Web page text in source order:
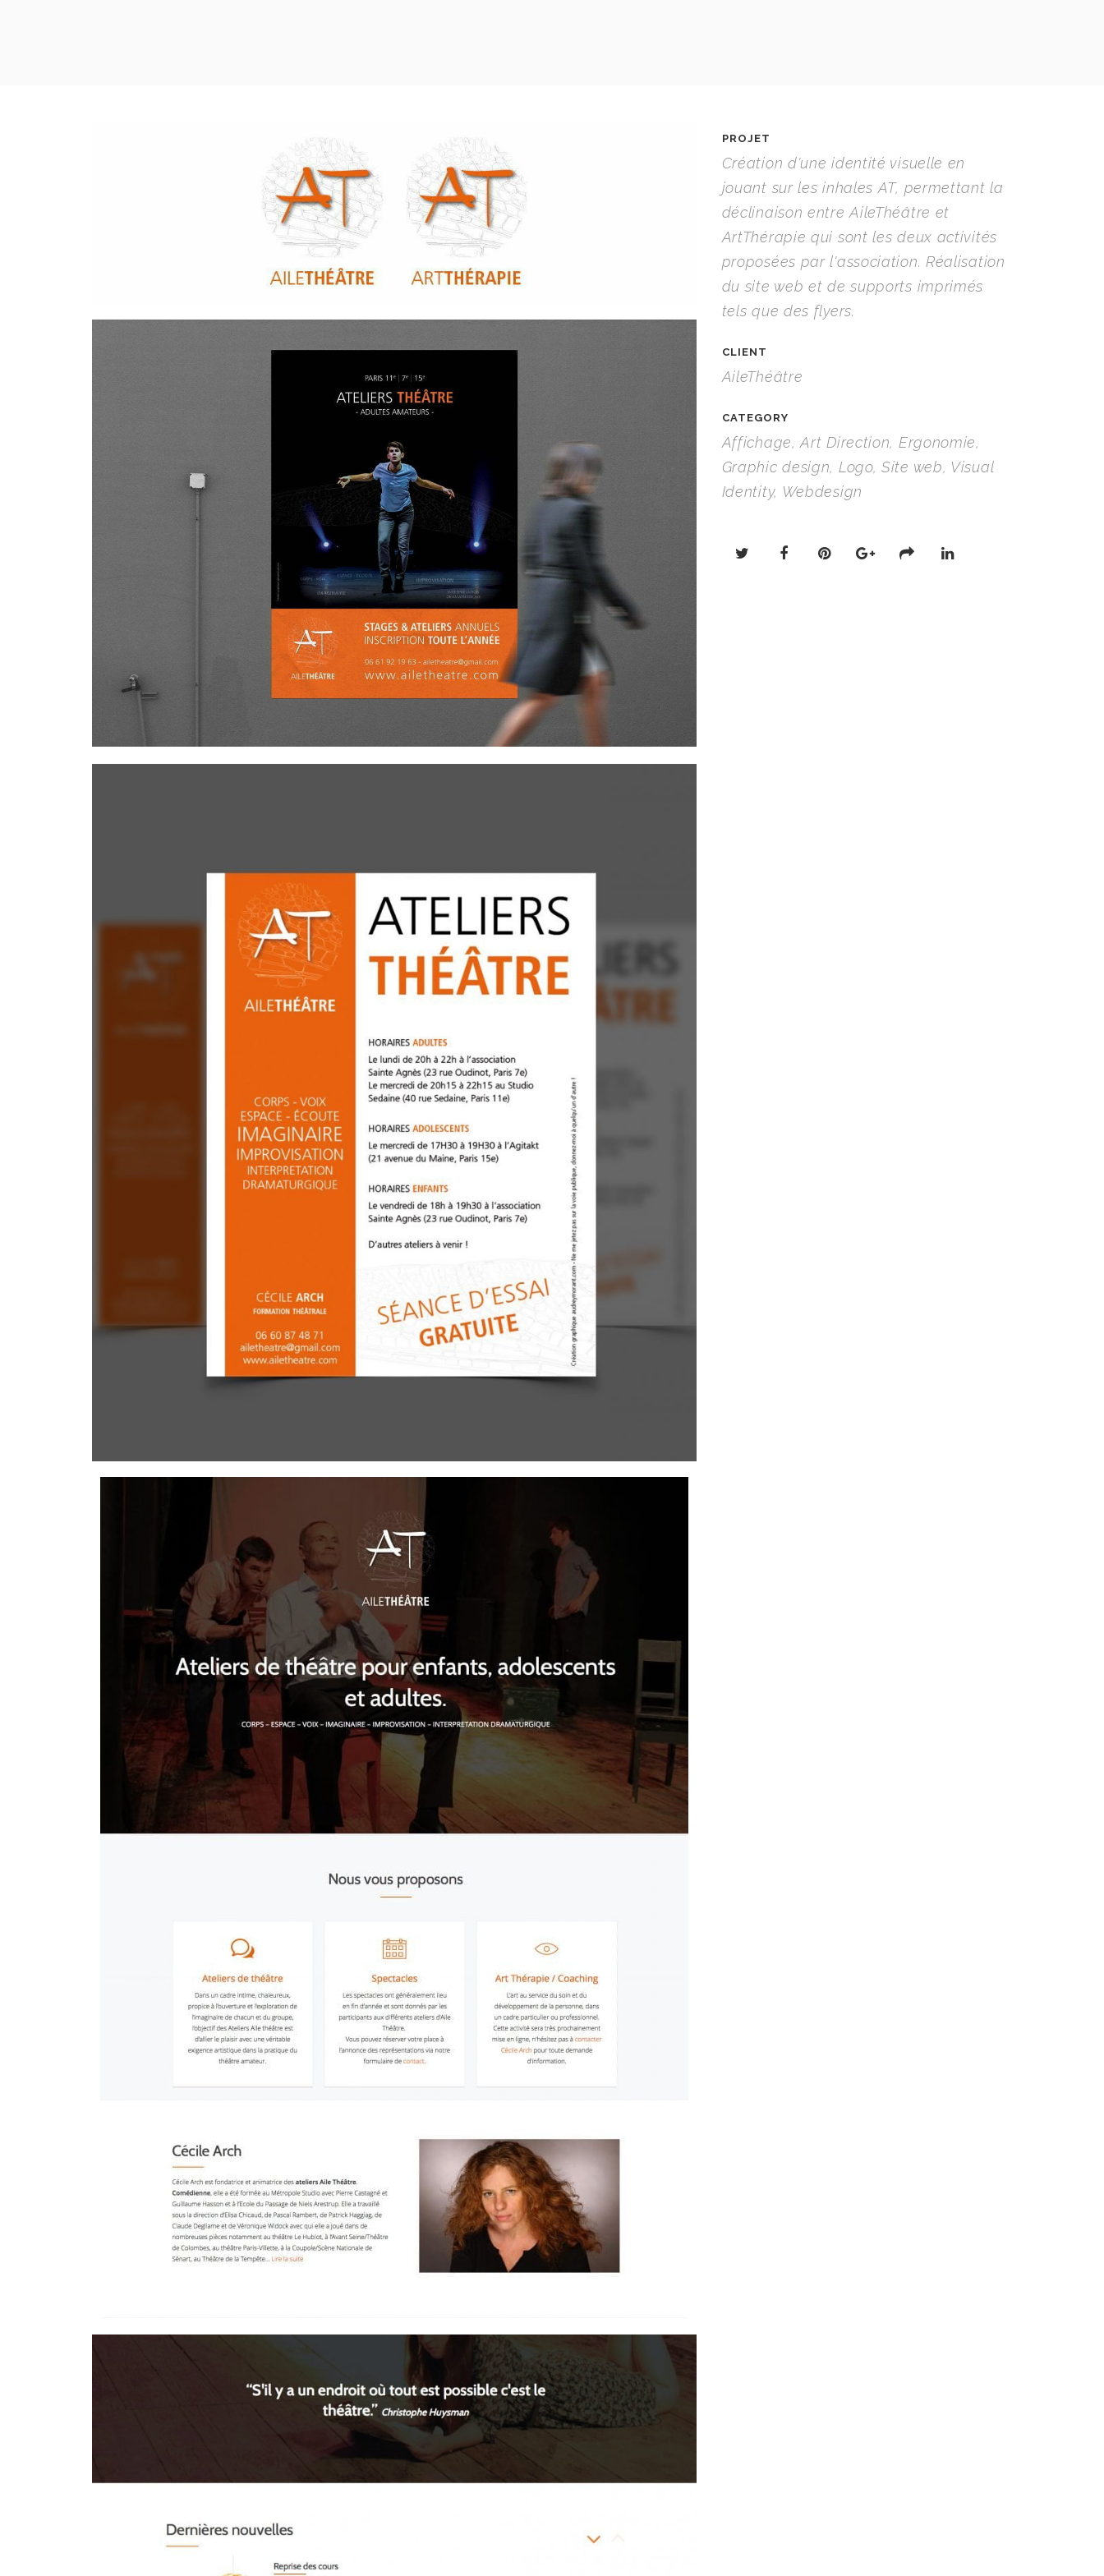
PROJET
Création d'une identité visuelle en
jouant sur les inhales AT, permettant la
déclinaison entre AileThéâtre et
ArtThérapie qui sont les deux activités
proposées par l'association. Réalisation
du site web et de supports imprimés
tels que des flyers.
CLIENT
AileThéâtre
CATEGORY
Affichage, Art Direction, Ergonomie,
Graphic design, Logo, Site web, Visual
Identity, Webdesign